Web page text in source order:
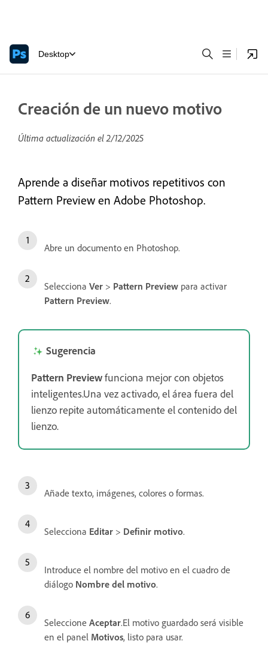
Desktop
Creación de un nuevo motivo
Última actualización el2/12/2025
Aprende a diseñar motivos repetitivos con
Pattern Preview en Adobe Photoshop.
Abre un documento en Photoshop.
Selecciona Ver > Pattern Preview para activar
Pattern Preview.
Sugerencia
Pattern Previewfunciona mejor con objetos
inteligentes.Una vez activado, el área fuera del
lienzo repite automáticamente el contenido del
lienzo.
Añade texto, imágenes, colores o formas.
Selecciona Editar > Definir motivo.
Introduce el nombre del motivo en el cuadro de
diálogo Nombre del motivo.
Seleccione Aceptar.El motivo guardado será visible
en el panel Motivos, listo para usar.